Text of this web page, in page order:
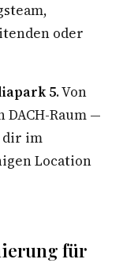
oder
5. Von
Raum —
dir im
Location
für